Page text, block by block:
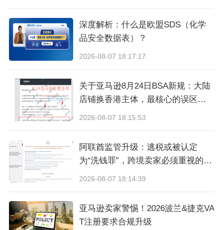
以上内容属作者个人观点，不代表雨果跨境立
场！如有侵权，请联系我们。
深度解析：什么是欧盟SDS（化学
品安全数据表）？
2026-08-07 18:17:17
关于亚马逊8月24日BSA新规：大陆
店铺换香港主体，最核心的误区与
真相
2026-08-07 18:15:53
阿联酋监管升级：逃税或被认定
为“洗钱罪”，跨境卖家必须重视的合
规信号
2026-08-07 18:14:39
亚马逊卖家警惕！2026波兰&捷克VA
T注册要求合规升级